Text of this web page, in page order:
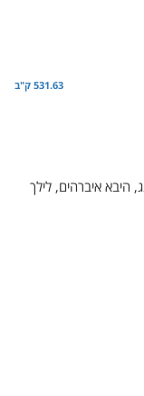
531.63 ק"ב
היבא איברהים, לילך